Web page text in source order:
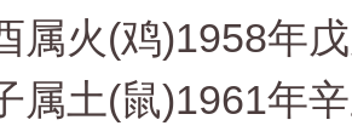
属火(鸡)1958年
属土(鼠)1961年